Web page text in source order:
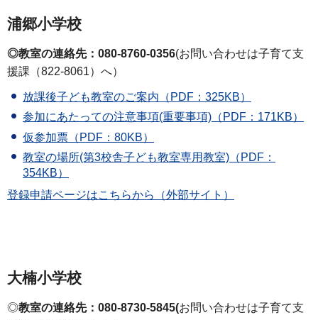
浦郷小学校
◎教室の連絡先：080-8760-0356(お問い合わせは子育て支
援課（822-8061）へ）
放課後子ども教室のご案内（PDF：325KB）
参加にあたっての注意事項(重要事項)（PDF：171KB）
仮参加票（PDF：80KB）
教室の場所(第3校舎子ども教室専用教室)（PDF：
354KB）
登録申請ページはこちらから（外部サイト）
大楠小学校
◎教室の連絡先：080-8730-5845(お問い合わせは子育て支